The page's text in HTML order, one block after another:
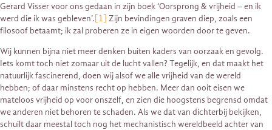
Gerard Visser voor ons gedaan in zijn boek ‘Oorsprong & vrijheid – en ik
werd die ik was gebleven’. [1] Zijn bevindingen graven diep, zoals een
filosoof betaamt; ik zal proberen ze in eigen woorden door te geven.
Wij kunnen bijna niet meer denken buiten kaders van oorzaak en gevolg.
Iets komt toch niet zomaar uit de lucht vallen? Tegelijk, en dat maakt het
natuurlijk fascinerend, doen wij alsof we alle vrijheid van de wereld
hebben; of daar minstens recht op hebben. Meer dan ooit eisen we
mateloos vrijheid op voor onszelf, en zien die hoogstens begrensd omdat
we anderen niet behoren te schaden. Als we dat van dichterbij bekijken,
schuilt daar meestal toch nog het mechanistisch wereldbeeld achter van